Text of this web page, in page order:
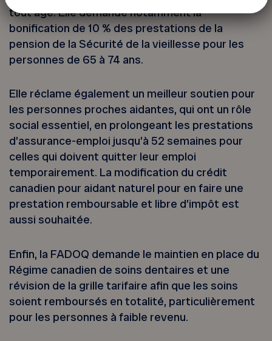
tout âge. Elle demande notamment la
bonification de 10 % des prestations de la
pension de la Sécurité de la vieillesse pour les
personnes de 65 à 74 ans.
Elle réclame également un meilleur soutien pour
les personnes proches aidantes, qui ont un rôle
social essentiel, en prolongeant les prestations
d’assurance-emploi jusqu’à 52 semaines pour
celles qui doivent quitter leur emploi
temporairement. La modification du crédit
canadien pour aidant naturel pour en faire une
prestation remboursable et libre d’impôt est
aussi souhaitée.
Enfin, la FADOQ demande le maintien en place du
Régime canadien de soins dentaires et une
révision de la grille tarifaire afin que les soins
soient remboursés en totalité, particulièrement
pour les personnes à faible revenu.